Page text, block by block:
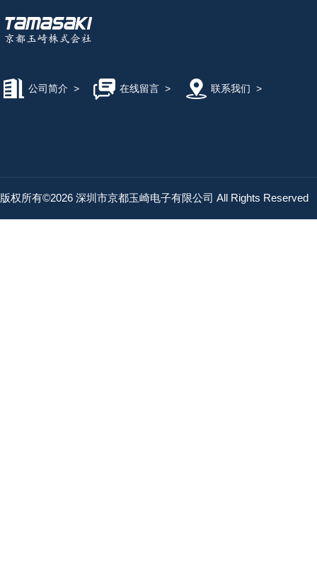
公司简介 > 在线留言> 联系我们 >
版权所有©2026 深圳市京都玉崎电子有限公司 All Rights Reserved